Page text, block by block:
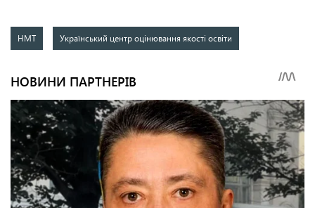
НМТ Український центр оцінювання якості освіти